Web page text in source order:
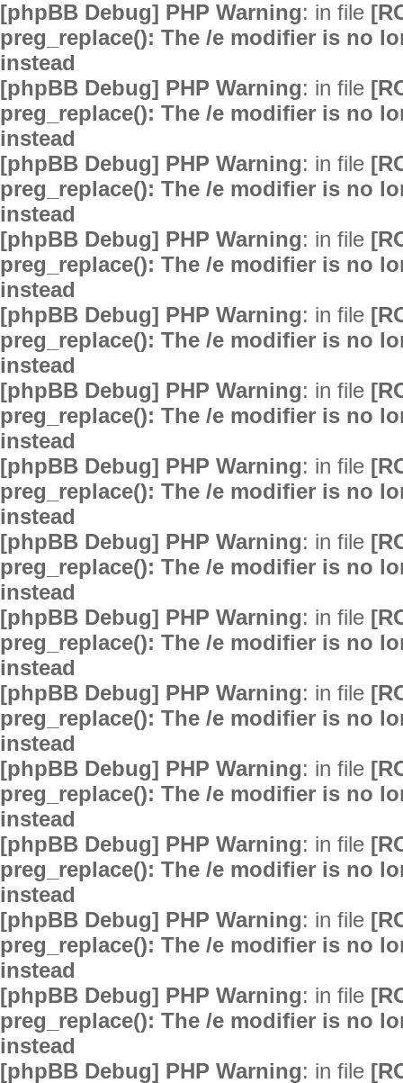
[phpBB Debug] PHP Warning: in file
preg_replace(): The /e modifier is no
instead
[phpBB Debug] PHP Warning: in file
preg_replace(): The /e modifier is no
instead
[phpBB Debug] PHP Warning: in file
preg_replace(): The /e modifier is no
instead
[phpBB Debug] PHP Warning: in file
preg_replace(): The /e modifier is no
instead
[phpBB Debug] PHP Warning: in file
preg_replace(): The /e modifier is no
instead
[phpBB Debug] PHP Warning: in file
preg_replace(): The /e modifier is no
instead
[phpBB Debug] PHP Warning: in file
preg_replace(): The /e modifier is no
instead
[phpBB Debug] PHP Warning: in file
preg_replace(): The /e modifier is no
instead
[phpBB Debug] PHP Warning: in file
preg_replace(): The /e modifier is no
instead
[phpBB Debug] PHP Warning: in file
preg_replace(): The /e modifier is no
instead
[phpBB Debug] PHP Warning: in file
preg_replace(): The /e modifier is no
instead
[phpBB Debug] PHP Warning: in file
preg_replace(): The /e modifier is no
instead
[phpBB Debug] PHP Warning: in file
preg_replace(): The /e modifier is no
instead
[phpBB Debug] PHP Warning: in file
preg_replace(): The /e modifier is no
instead
[phpBB Debug] PHP Warning: in file